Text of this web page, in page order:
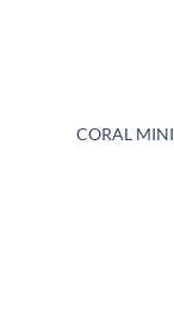
CORAL